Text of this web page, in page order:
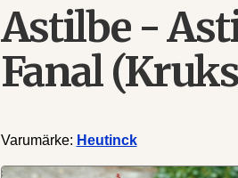
Astilbe -
Fanal
Varumärke: Heutinck